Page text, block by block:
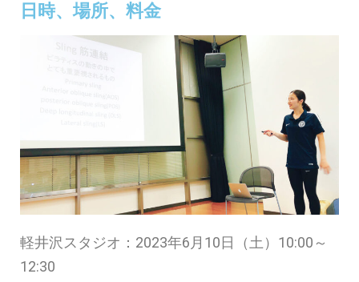
日時、場所、料金
軽井沢スタジオ：2023年6月10日（土）10:00～
12:30